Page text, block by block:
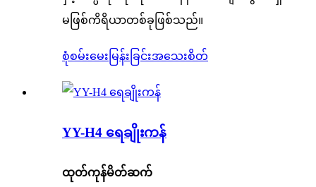
မဖြစ်ကိရိယာတစ်ခုဖြစ်သည်။
စုံစမ်းမေးမြန်းခြင်းအသေးစိတ်
YY-H4 ရေချိုးကန်
ထုတ်ကုန်မိတ်ဆက်